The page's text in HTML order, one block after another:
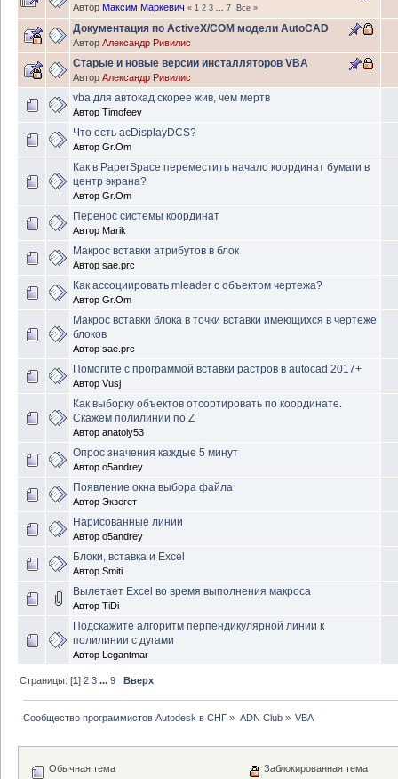
Автор Максим Маркевич « 1 2 3 7 Все »
Документация по ActiveX/COM модели AutoCAD
Автор Александр Ривилис
Старые и новые версии инсталляторов VBA
Автор Александр Ривилис
vba для автокад скорее жив, чем мертв
Автор Timofeev
Что есть acDisplayDCS?
Автор Gr.Om
Как в PaperSpace переместить начало координат бумаги в
центр экрана?
Автор Gr.Om
Перенос системы координат
Автор Marik
Макрос вставки атрибутов в блок
Автор sae.prc
Как ассоциировать mleader с объектом чертежа?
Автор Gr.Om
Макрос вставки блока в точки вставки имеющихся в чертеже
блоков
Автор sae.prc
Помогите с программой вставки растров в autocad 2017+
Автор Vusj
Как выборку объектов отсортировать по координате.
Скажем полилинии по Z
Автор anatoly53
Опрос значения каждые 5 минут
Автор o5andrey
Появление окна выбора файла
Автор Экзегет
Нарисованные линии
Автор o5andrey
Блоки, вставка и Excel
Автор Smiti
Вылетает Excel во время выполнения макроса
Автор TiDi
Подскажите алгоритм перпендикулярной линии к
полилинии с дугами
Автор Legantmar
Страницы: [1]2 3 ...9 Вверх
Сообщество программистов Autodesk в СНГ » ADN Club» VBA
Обычная тема
Заблокированная тема